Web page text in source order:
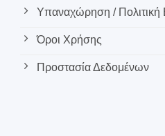
Υπαναχώρηση /
Όροι Χρήσης
Προστασία Δεδομένων